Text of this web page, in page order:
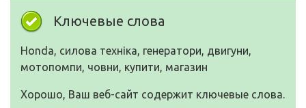
Ключевые слова
Honda, силова техніка, генератори, двигуни,
мотопомпи, човни, купити, магазин
Хорошо, Ваш веб-сайт содержит ключевые слова.